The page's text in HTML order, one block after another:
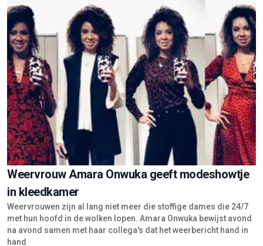
Weervrouw Amara Onwuka geeft modeshowtje
in kleedkamer
Weervrouwen zijn al lang niet meer die stoffige dames die 24/7
met hun hoofd in de wolken lopen. Amara Onwuka bewijst avond
na avond samen met haar collega's dat het weerbericht hand in
hand